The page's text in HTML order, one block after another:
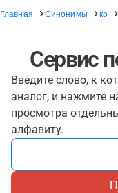
Главная Синонимы ко
Сервис
Введите слово, к
аналог, и нажмите
просмотра
алфавиту.